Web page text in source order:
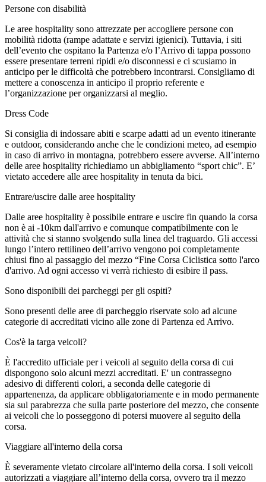
Persone con disabilità
Le aree hospitality sono attrezzate per accogliere persone con
mobilità ridotta (rampe adattate e servizi igienici). Tuttavia, i siti
dell’evento che ospitano la Partenza e/o l’Arrivo di tappa possono
essere presentare terreni ripidi e/o disconnessi e ci scusiamo in
anticipo per le difficoltà che potrebbero incontrarsi. Consigliamo di
mettere a conoscenza in anticipo il proprio referente e
l’organizzazione per organizzarsi al meglio.
Dress Code
Si consiglia di indossare abiti e scarpe adatti ad un evento itinerante
e outdoor, considerando anche che le condizioni meteo, ad esempio
in caso di arrivo in montagna, potrebbero essere avverse. All’interno
delle aree hospitality richiediamo un abbigliamento “sport chic”. E’
vietato accedere alle aree hospitality in tenuta da bici.
Entrare/uscire dalle aree hospitality
Dalle aree hospitality è possibile entrare e uscire fin quando la corsa
non è ai -10km dall'arrivo e comunque compatibilmente con le
attività che si stanno svolgendo sulla linea del traguardo. Gli accessi
lungo l’intero rettilineo dell’arrivo vengono poi completamente
chiusi fino al passaggio del mezzo “Fine Corsa Ciclistica sotto l'arco
d'arrivo. Ad ogni accesso vi verrà richiesto di esibire il pass.
Sono disponibili dei parcheggi per gli ospiti?
Sono presenti delle aree di parcheggio riservate solo ad alcune
categorie di accreditati vicino alle zone di Partenza ed Arrivo.
Cos'è la targa veicoli?
È l'accredito ufficiale per i veicoli al seguito della corsa di cui
dispongono solo alcuni mezzi accreditati. E' un contrassegno
adesivo di differenti colori, a seconda delle categorie di
appartenenza, da applicare obbligatoriamente e in modo permanente
sia sul parabrezza che sulla parte posteriore del mezzo, che consente
ai veicoli che lo posseggono di potersi muovere al seguito della
corsa.
Viaggiare all'interno della corsa
È severamente vietato circolare all'interno della corsa. I soli veicoli
autorizzati a viaggiare all’interno della corsa, ovvero tra il mezzo